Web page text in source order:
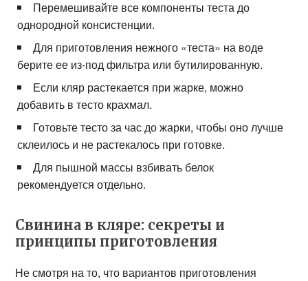
Перемешивайте все компоненты теста до
однородной консистенции.
Для приготовления нежного «теста» на воде
берите ее из-под фильтра или бутилированную.
Если кляр растекается при жарке, можно
добавить в тесто крахмал.
Готовьте тесто за час до жарки, чтобы оно лучше
склеилось и не растекалось при готовке.
Для пышной массы взбивать белок
рекомендуется отдельно.
Свинина в кляре: секреты и
принципы приготовления
Не смотря на то, что вариантов приготовления